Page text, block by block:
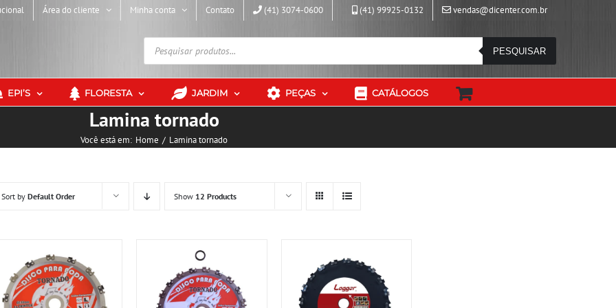
Área do cliente Minha conta Contato (41) 3074-0600 (41) 99925-0132 vendas@dicenter.com.br
Pesquisar
produtos
PESQUISAR
EPI’S FLORESTA JARDIM PEÇAS CATÁLOGOS
Lamina tornado
Você está em: Home Lamina tornado
Sort byDefault Order Show 12 Products